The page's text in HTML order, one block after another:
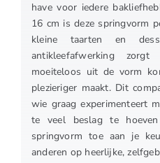
have voor iedere
16 cm is deze springvorm
kleine taarten en
antikleefafwerking
moeiteloos uit de vorm
plezieriger maakt. Dit
wie graag experimenteert
te veel beslag te
springvorm toe aan je
anderen op heerlijke,